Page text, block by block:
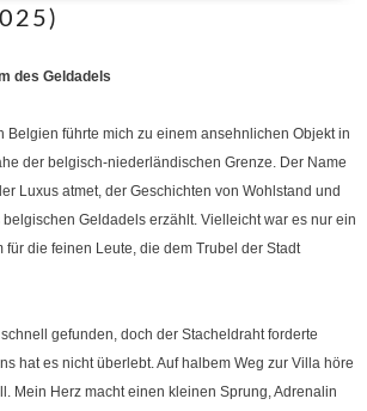
des Geldadels
Belgien führte mich zu einem ansehnlichen Objekt in
der belgisch-niederländischen Grenze. Der Name
Luxus atmet, der Geschichten von Wohlstand und
Geldadels erzählt. Vielleicht war es nur ein
für die feinen Leute, die dem Trubel der Stadt
schnell gefunden, doch der Stacheldraht forderte
hat es nicht überlebt. Auf halbem Weg zur Villa höre
Mein Herz macht einen kleinen Sprung, Adrenalin